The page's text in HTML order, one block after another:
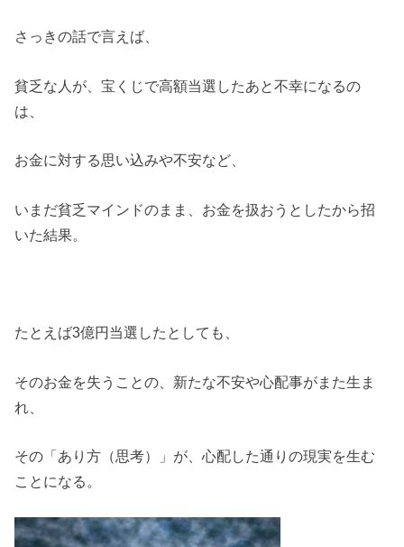
さっきの話で言えば、
貧乏な人が、宝くじで高額当選したあと不幸になるの
は、
お金に対する思い込みや不安など、
いまだ貧乏マインドのまま、お金を扱おうとしたから招
いた結果。
たとえば3億円当選したとしても、
そのお金を失うことの、新たな不安や心配事がまた生ま
れ、
その「あり方（思考）」が、心配した通りの現実を生む
ことになる。